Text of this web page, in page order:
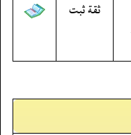
ثقة ثبت